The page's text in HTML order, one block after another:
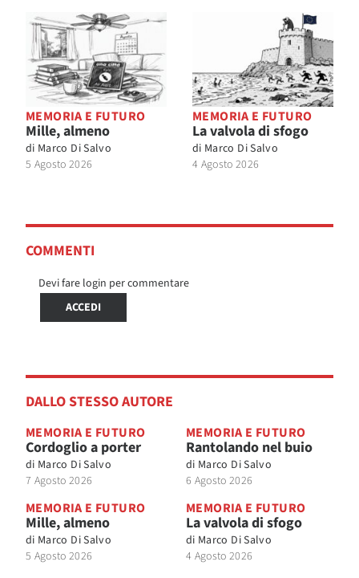
MEMORIA E FUTURO
Mille, almeno
di Marco Di Salvo
5 Agosto 2026
MEMORIA E FUTURO
La valvola di sfogo
di Marco Di Salvo
4 Agosto 2026
COMMENTI
Devi fare login per commentare
ACCEDI
DALLO STESSO AUTORE
MEMORIA E FUTURO
Cordoglio a porter
di Marco Di Salvo
7 Agosto 2026
MEMORIA E FUTURO
Rantolando nel buio
di Marco Di Salvo
6 Agosto 2026
MEMORIA E FUTURO
Mille, almeno
di Marco Di Salvo
5 Agosto 2026
MEMORIA E FUTURO
La valvola di sfogo
di Marco Di Salvo
4 Agosto 2026